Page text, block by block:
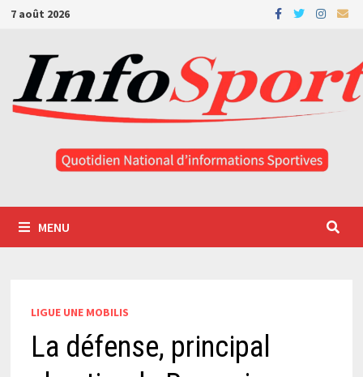
Passer
contenu
7 août 2026
MENU
LIGUE UNE MOBILIS
La défense, principal